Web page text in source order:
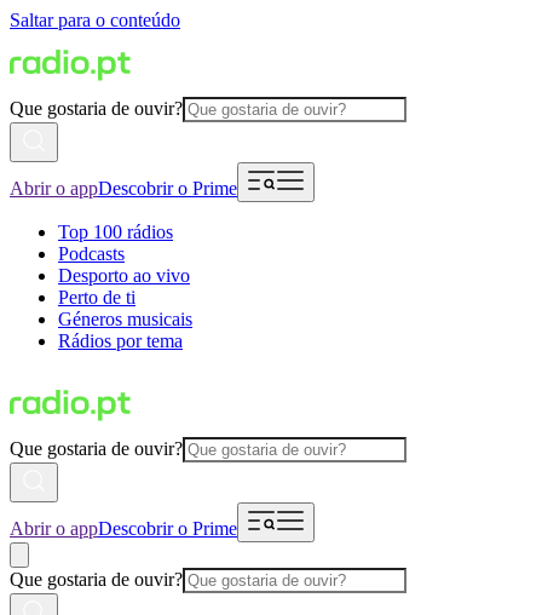
Saltar para o conteúdo
Que gostaria de ouvir?
Abrir o appDescobrir o Prime
Top 100 rádios
Podcasts
Desporto ao vivo
Perto de ti
Géneros musicais
Rádios por tema
Que gostaria de ouvir?
Abrir o appDescobrir o Prime
Que gostaria de ouvir?